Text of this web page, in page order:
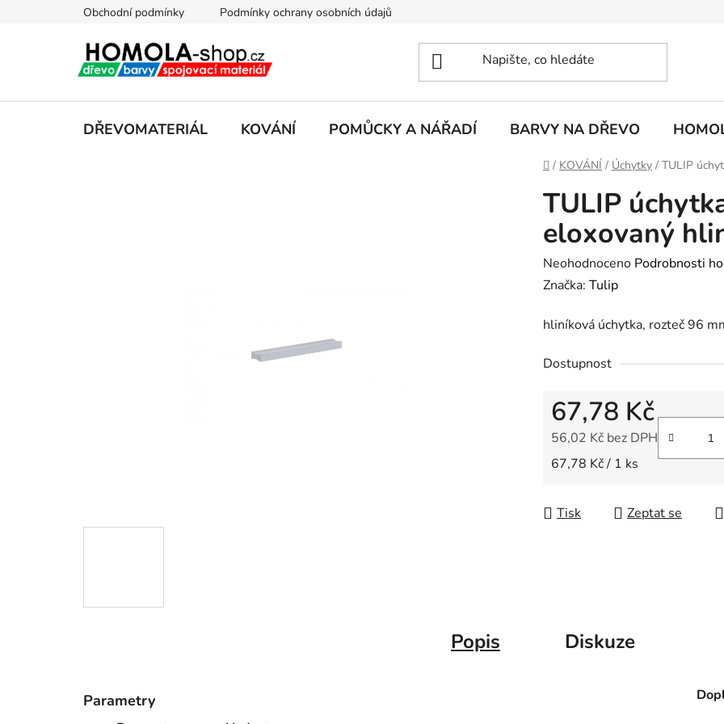
Obchodní podmínky Podmínky ochrany osobních údajů
DŘEVOMATERIÁL KOVÁNÍ POMŮCKY A NÁŘADÍ BARVY NA DŘEVO
Domů
/ KOVÁNÍ / Úchytky / TULIP
TULIP
eloxovaný
Průměrné
hodnocení
je
z
hvězdiček.
Neohodnoceno Podrobnosti
Značka: Tulip
hliníková úchytka, rozteč 96
Dostupnost
67,78 Kč
56,02 Kč bez DPH
Měrná cena:
67,78 Kč / 1 ks
Tisk Zeptat se
Popis Diskuze
Parametry